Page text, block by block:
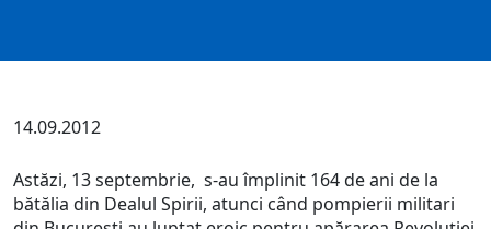
14.09.2012
Astăzi, 13 septembrie, s-au împlinit 164 de ani de la
bătălia din Dealul Spirii, atunci când pompierii militari